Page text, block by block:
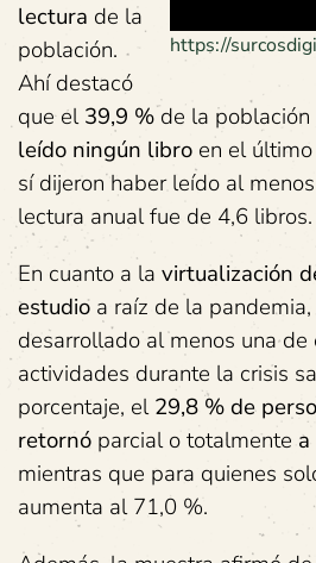
https://
lectura de la
población.
Ahí destacó
que el39,9 %de la población
leído ningún libro en el
sí dijeron haber leído al
lectura anual fue de 4,6 libros.
En cuanto a la virtualización
estudio a raíz de la
desarrollado al menos una de
actividades durante la crisis
porcentaje, el29,8 % de
retornó parcial o totalmente
mientras que para quienes
aumenta al 71,0 %.